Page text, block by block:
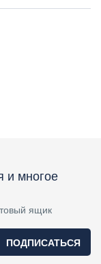
и многое
ящик
ПОДПИСАТЬСЯ